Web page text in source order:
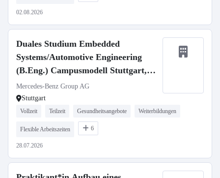
02.08.2026
Duales Studium Embedded
Systems/Automotive Engineering
(B.Eng.) Campusmodell Stuttgart,
01.10.2027 (w/m/d)
Mercedes-Benz Group AG
Stuttgart
Vollzeit Teilzeit Gesundheitsangebote Weiterbildungen
Flexible Arbeitszeiten 6
28.07.2026